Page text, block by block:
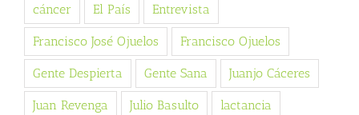
cáncer El País Entrevista
Francisco José Ojuelos Francisco Ojuelos
Gente Despierta Gente Sana Juanjo Cáceres
Juan Revenga Julio Basulto lactancia